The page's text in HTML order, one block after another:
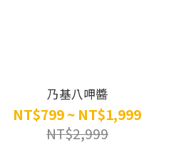
乃基八呷醬
NT$799 ~ NT$1,999
NT$2,999